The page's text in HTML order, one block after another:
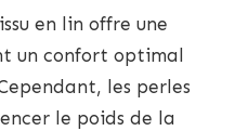
en lin offre une
un confort optimal
les perles
le poids de la